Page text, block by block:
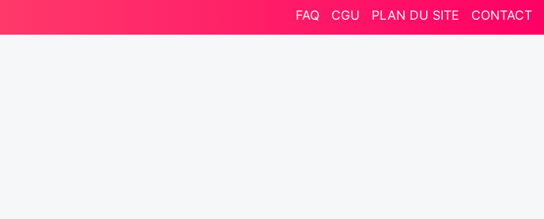
FAQ CGU PLAN DU SITE CONTACT